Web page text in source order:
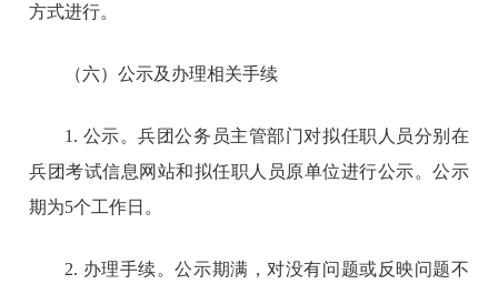
方式进行。
（六）公示及办理相关手续
1. 公示。兵团公务员主管部门对拟任职人员分别在
兵团考试信息网站和拟任职人员原单位进行公示。公示
期为5个工作日。
2. 办理手续。公示期满，对没有问题或反映问题不